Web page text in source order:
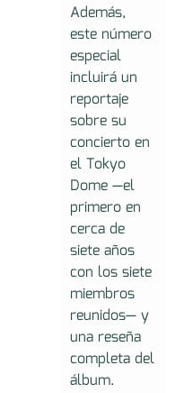
Además,
este número
especial
incluirá un
reportaje
sobre su
concierto en
el Tokyo
Dome —el
primero en
cerca de
siete años
con los siete
miembros
reunidos— y
una reseña
completa del
álbum.